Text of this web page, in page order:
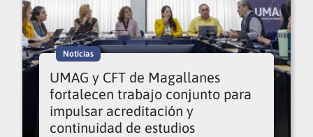
Noticias
UMAG y CFT de Magallanes
fortalecen trabajo conjunto para
impulsar acreditación y
continuidad de estudios